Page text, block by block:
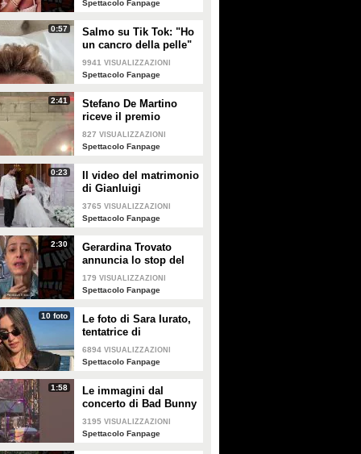
Spettacolo Fanpage
0:57
Salmo su Tik Tok: "Ho
un cancro della pelle"
e apre al dibattito sulle
creme solari
9941 VISUALIZZAZIONI
Spettacolo Fanpage
2:41
Stefano De Martino
riceve il premio
intitolato al padre
Enrico
827 VISUALIZZAZIONI
Spettacolo Fanpage
0:23
Il video del matrimonio
di Gianluigi
Donnarumma e Alessia
Elefante
3765 VISUALIZZAZIONI
Spettacolo Fanpage
2:30
Gerardina Trovato
annuncia lo stop del
tour per problemi di
salute
179 VISUALIZZAZIONI
Spettacolo Fanpage
10 foto
Le foto di Sara Iurato,
tentatrice di
Temptation Island 2026
6894 VISUALIZZAZIONI
Spettacolo Fanpage
1:58
Le immagini dal
concerto di Bad Bunny
a Milano
3195 VISUALIZZAZIONI
Spettacolo Fanpage